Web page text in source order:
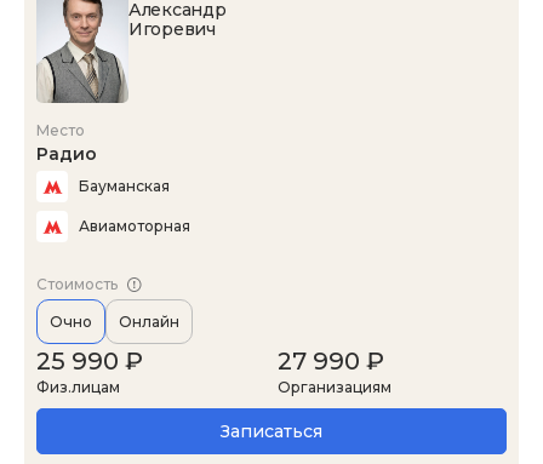
Александр
Игоревич
Место
Радио
Бауманская
Авиамоторная
Стоимость
Очно Онлайн
25 990 ₽
Физ.лицам
27 990 ₽
Организациям
Записаться